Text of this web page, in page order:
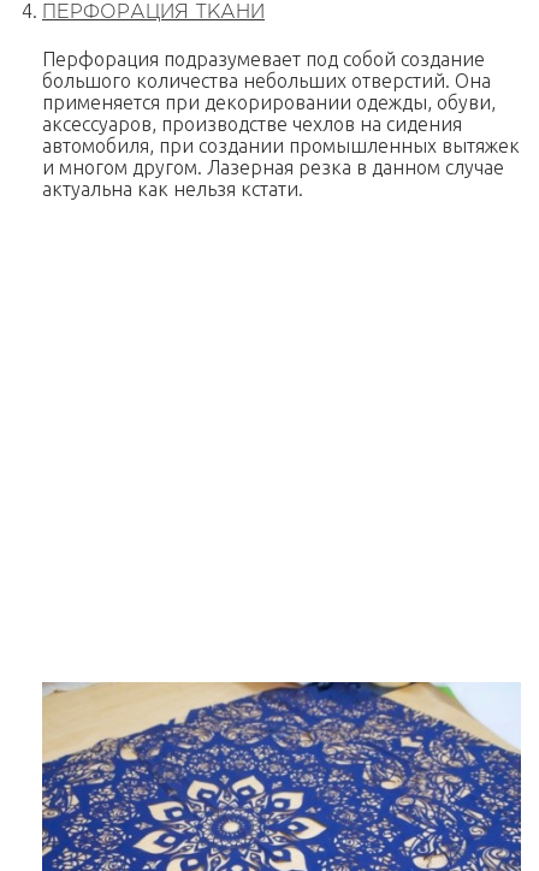
ПЕРФОРАЦИЯ ТКАНИ
Перфорация подразумевает под собой создание
большого количества небольших отверстий. Она
применяется при декорировании одежды, обуви,
аксессуаров, производстве чехлов на сидения
автомобиля, при создании промышленных вытяжек
и многом другом. Лазерная резка в данном случае
актуальна как нельзя кстати.